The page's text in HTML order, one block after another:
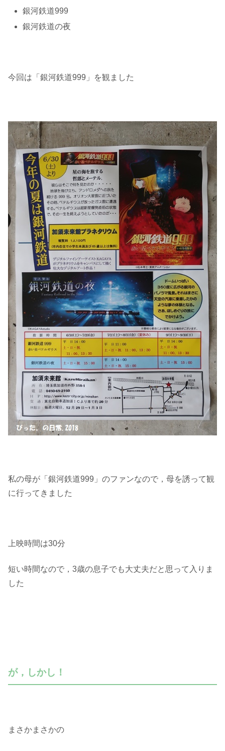
銀河鉄道999
銀河鉄道の夜
今回は「銀河鉄道999」を観ました
私の母が「銀河鉄道999」のファンなので，母を誘って観
に行ってきました
上映時間は30分
短い時間なので，3歳の息子でも大丈夫だと思って入りま
した
が，しかし！
まさかまさかの